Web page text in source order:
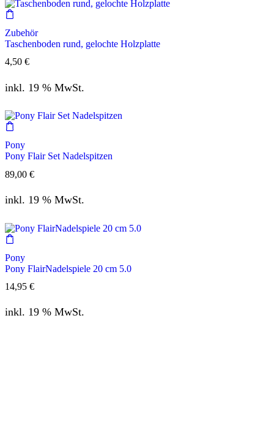
Zubehör
Taschenboden rund, gelochte Holzplatte
4,50 €
inkl. 19 % MwSt.
Pony
Pony Flair Set Nadelspitzen
89,00 €
inkl. 19 % MwSt.
Pony
Pony FlairNadelspiele 20 cm 5.0
14,95 €
inkl. 19 % MwSt.